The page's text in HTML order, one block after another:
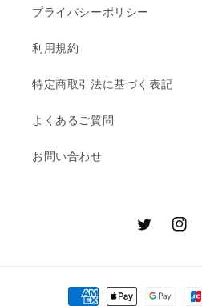
プライバシーポリシー
利用規約
特定商取引法に基づく表記
よくあるご質問
お問い合わせ
Twitter
決